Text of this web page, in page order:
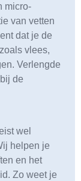
micro-
van vetten
dat je de
vlees,
Verlengde
de
wel
helpen je
en het
Zo weet je